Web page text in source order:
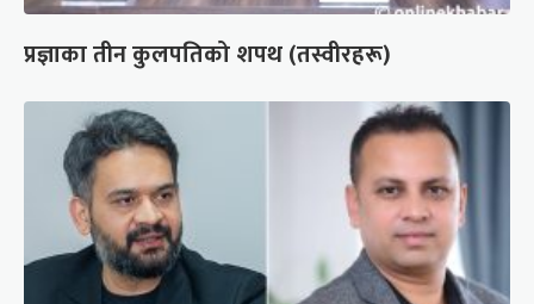
प्रज्ञाका तीन कुलपतिको शपथ (तस्वीरहरू)